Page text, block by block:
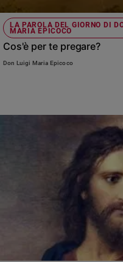
LA PAROLA DEL GIORNO DI
MARIA EPICOCO
Cos'è per te pregare?
Don Luigi Maria Epicoco